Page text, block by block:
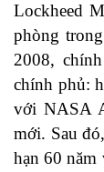
Lockheed
phòng
2008,
chính phủ:
với NASA
mới. Sau
hạn 60